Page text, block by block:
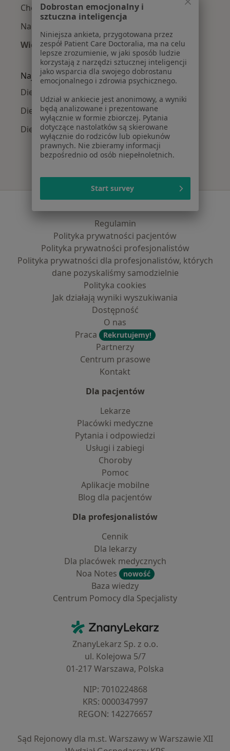
Choroby dietozależne w Poznaniu
Nadciśnienie tętnicze w Poznaniu
Więcej (15)
Więcej w kategorii: Najczęście leczone
Najpopularniejsze ubezpieczenia
Dietetycy z Allianz w Poznaniu
Dietetycy z PZU Zdrowie w Poznaniu
Dietetycy z Enel-med w Poznaniu
Regulamin
Polityka prywatności pacjentów
Polityka prywatności profesjonalistów
Polityka prywatności dla profesjonalistów, których
dane pozyskaliśmy samodzielnie
Polityka cookies
Jak działają wyniki wyszukiwania
Dostępność
O nas
Praca
Rekrutujemy!
Partnerzy
Centrum prasowe
Kontakt
Dla pacjentów
Lekarze
Placówki medyczne
Pytania i odpowiedzi
Usługi i zabiegi
Choroby
Pomoc
Aplikacje mobilne
Blog dla pacjentów
Dla profesjonalistów
Cennik
Dla lekarzy
Dla placówek medycznych
Noa Notes
nowość
Baza wiedzy
Centrum Pomocy dla Specjalisty
ZnanyLekarz - Strona główna
ZnanyLekarz Sp. z o.o.
ul. Kolejowa 5/7
01-217 Warszawa, Polska
NIP: ⁠7010224868
KRS: ⁠0000347997
REGON: ⁠142276657
Sąd Rejonowy dla m.st. Warszawy w Warszawie XII
Dobrostan emocjonalny i
sztuczna inteligencja
Niniejsza ankieta, przygotowana przez
zespół Patient Care Doctoralia, ma na celu
lepsze zrozumienie, w jaki sposób ludzie
korzystają z narzędzi sztucznej inteligencji
jako wsparcia dla swojego dobrostanu
emocjonalnego i zdrowia psychicznego.
Udział w ankiecie jest anonimowy, a wyniki
będą analizowane i prezentowane
wyłącznie w formie zbiorczej. Pytania
dotyczące nastolatków są skierowane
wyłącznie do rodziców lub opiekunów
prawnych. Nie zbieramy informacji
bezpośrednio od osób niepełnoletnich.
Start survey